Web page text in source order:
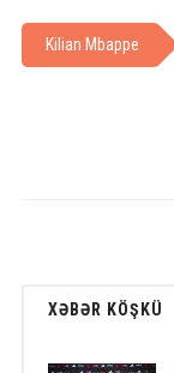
Kilian Mbappe
XƏBƏR KÖŞKÜ